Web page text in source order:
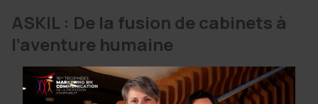
ASKIL : De la fusion de cabinets à
l’aventure humaine